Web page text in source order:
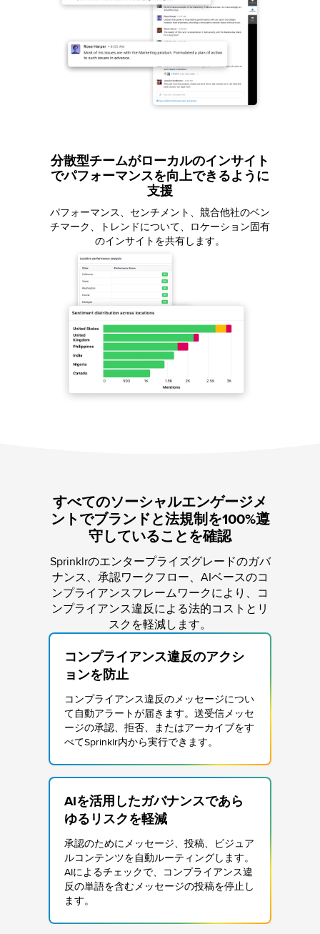
分散型チームがローカルのインサイト
でパフォーマンスを向上できるように
支援
パフォーマンス、センチメント、競合他社のベン
チマーク、トレンドについて、ロケーション固有
のインサイトを共有します。
すべてのソーシャルエンゲージメ
ントでブランドと法規制を100%遵
守していることを確認
Sprinklrのエンタープライズグレードのガバ
ナンス、承認ワークフロー、AIベースのコ
ンプライアンスフレームワークにより、コ
ンプライアンス違反による法的コストとリ
スクを軽減します。
コンプライアンス違反のアクシ
ョンを防止
コンプライアンス違反のメッセージについ
て自動アラートが届きます。送受信メッセ
ージの承認、拒否、またはアーカイブをす
べてSprinklr内から実行できます。
AIを活用したガバナンスであら
ゆるリスクを軽減
承認のためにメッセージ、投稿、ビジュア
ルコンテンツを自動ルーティングします。
AIによるチェックで、コンプライアンス違
反の単語を含むメッセージの投稿を停止し
ます。